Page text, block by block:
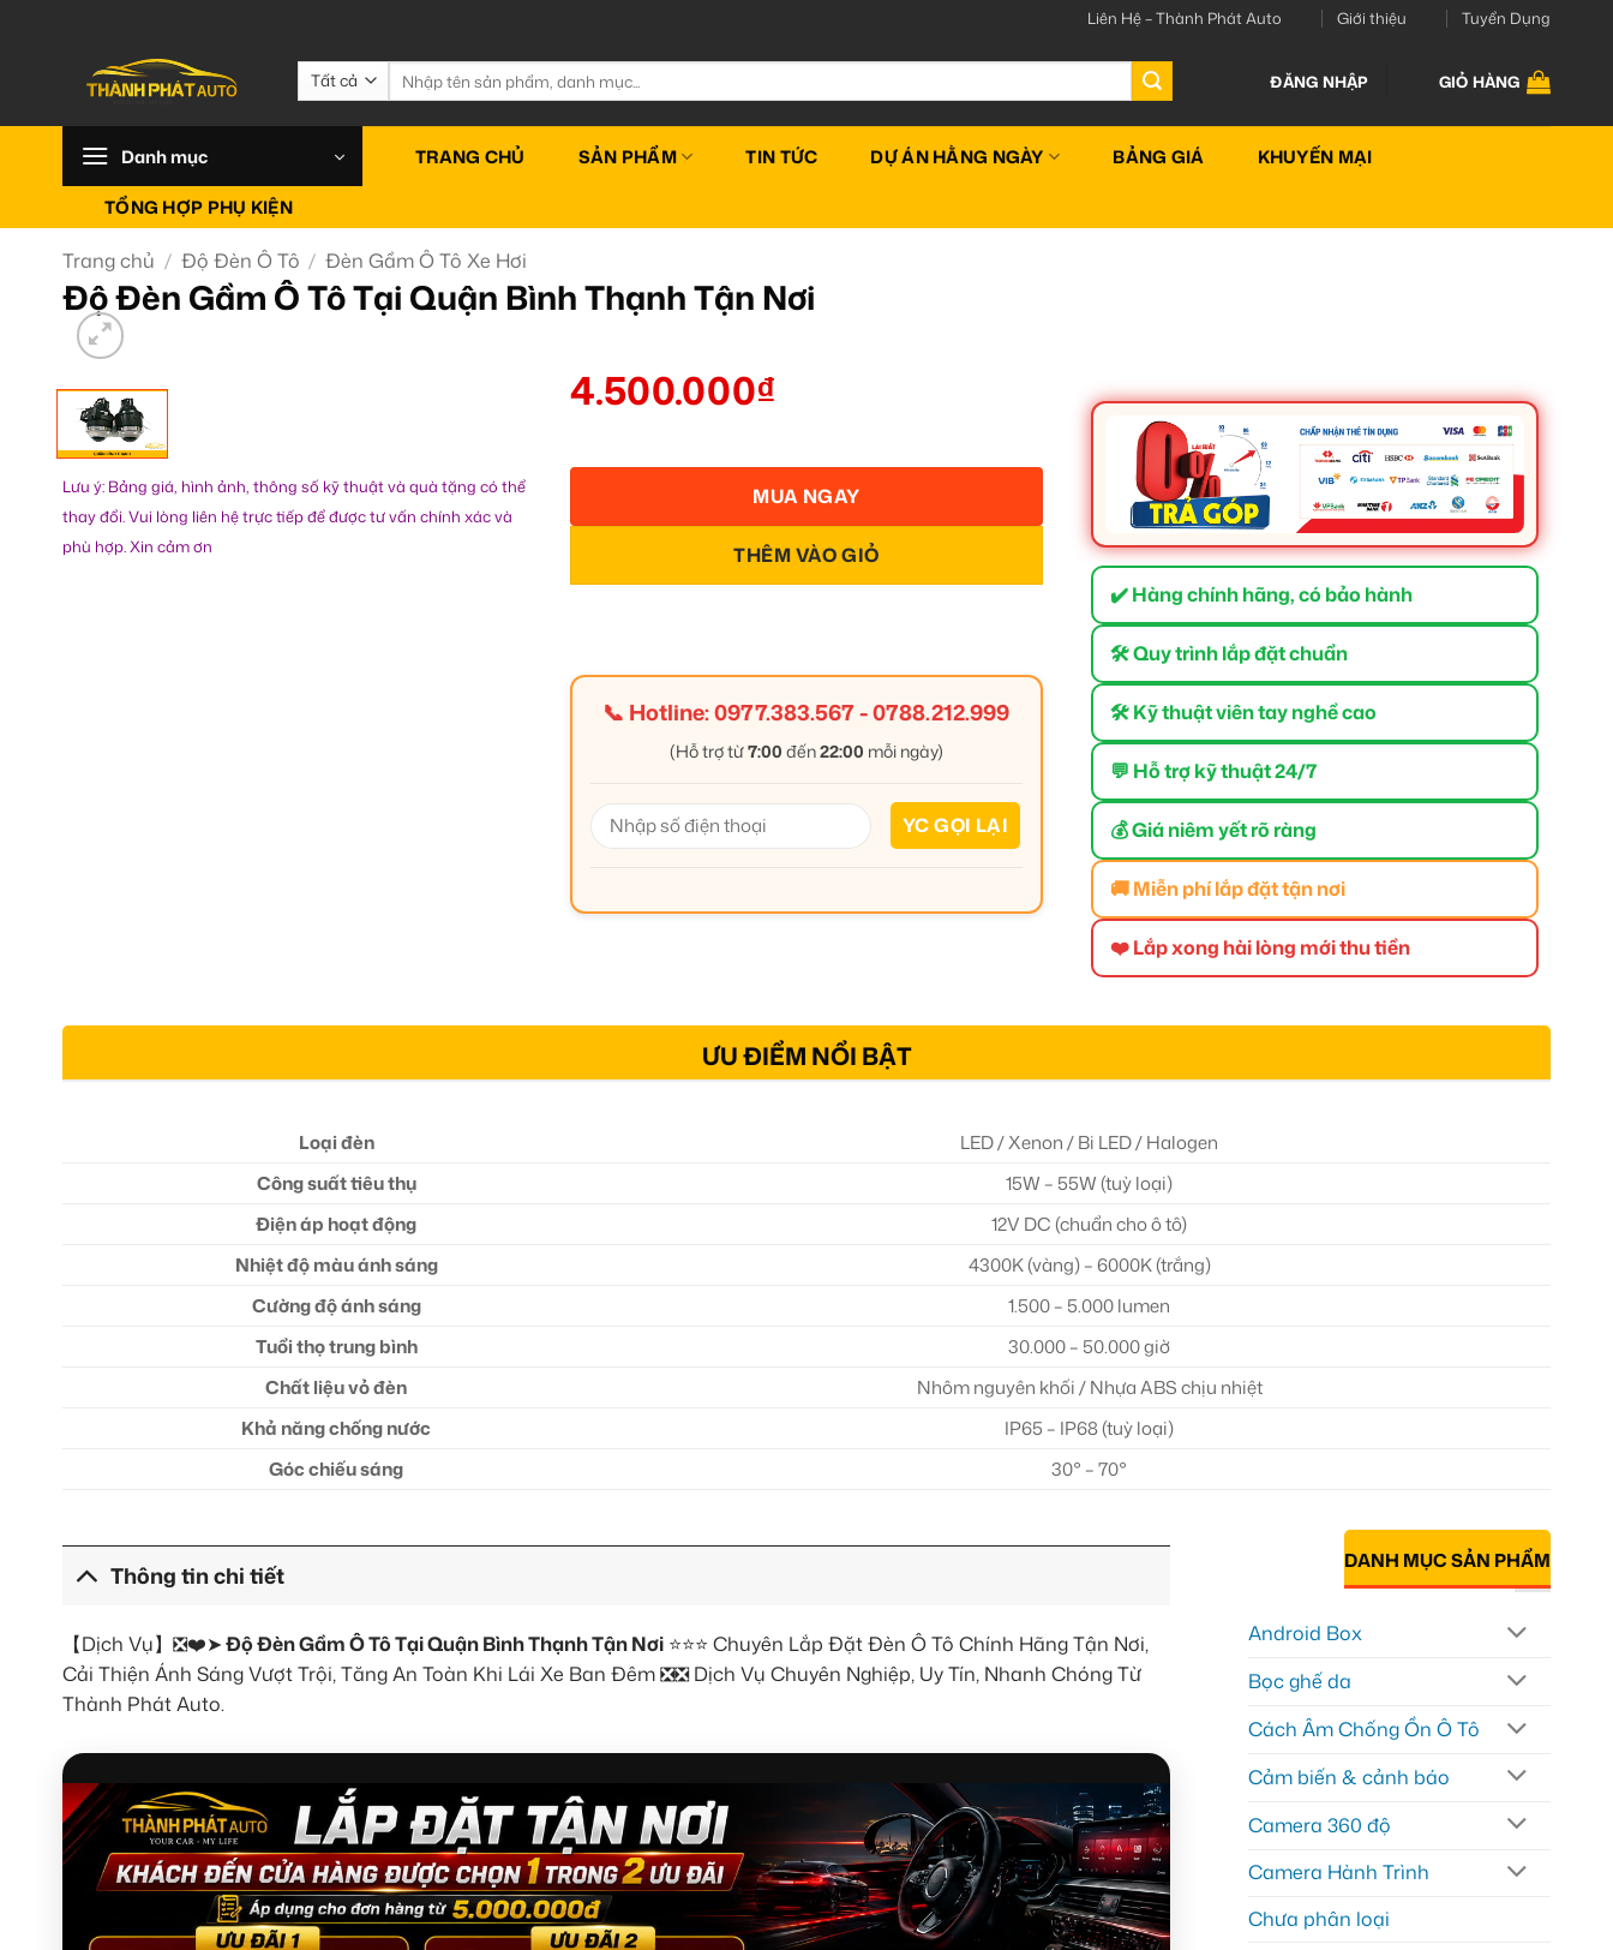
Liên Hệ – Thành Phát Auto Giới thiệu Tuyển Dụng
Tìm
kiếm:
ĐĂNG NHẬP GIỎ HÀNG
Danh mục TRANG CHỦ SẢN PHẨM TIN TỨC DỰ ÁN HẰNG NGÀY BẢNG GIÁ KHUYẾN MẠI
TỔNG HỢP PHỤ KIỆN
Trang chủ / Độ Đèn Ô Tô / Đèn Gầm Ô Tô Xe Hơi
Độ Đèn Gầm Ô Tô Tại Quận Bình Thạnh Tận Nơi
Lưu ý: Bảng giá, hình ảnh, thông số kỹ thuật và quà tặng có thể
thay đổi. Vui lòng liên hệ trực tiếp để được tư vấn chính xác và
phù hợp. Xin cảm ơn
4.500.000₫
THÊM VÀO GIỎ
MUA NGAY
📞 Hotline:0977.383.567-0788.212.999
(Hỗ trợ từ7:00 đến22:00 mỗi ngày)
✔️ Hàng chính hãng, có bảo hành
🛠 Quy trình lắp đặt chuẩn
🛠 Kỹ thuật viên tay nghề cao
💬 Hỗ trợ kỹ thuật 24/7
💰 Giá niêm yết rõ ràng
🚚 Miễn phí lắp đặt tận nơi
❤️ Lắp xong hài lòng mới thu tiền
ƯU ĐIỂM NỔI BẬT
Loại đèn
LED / Xenon / Bi LED / Halogen
Công suất tiêu thụ
15W – 55W (tuỳ loại)
Điện áp hoạt động
12V DC (chuẩn cho ô tô)
Nhiệt độ màu ánh sáng
4300K (vàng) – 6000K (trắng)
Cường độ ánh sáng
1.500 – 5.000 lumen
Tuổi thọ trung bình
30.000 – 50.000 giờ
Chất liệu vỏ đèn
Nhôm nguyên khối / Nhựa ABS chịu nhiệt
Khả năng chống nước
IP65 – IP68 (tuỳ loại)
Góc chiếu sáng
30° – 70°
Thông tin chi tiết
【Dịch Vụ】❎❤️➤Độ Đèn Gầm Ô Tô Tại Quận Bình Thạnh Tận Nơi ⭐⭐⭐ Chuyên Lắp Đặt Đèn Ô Tô Chính Hãng Tận Nơi,
Cải Thiện Ánh Sáng Vượt Trội, Tăng An Toàn Khi Lái Xe Ban Đêm ❎❎ Dịch Vụ Chuyên Nghiệp, Uy Tín, Nhanh Chóng Từ
Thành Phát Auto.
DANH MỤC SẢN PHẨM
Android Box
Bọc ghế da
Cách Âm Chống Ồn Ô Tô
Cảm biến & cảnh báo
Camera 360 độ
Camera Hành Trình
Chưa phân loại